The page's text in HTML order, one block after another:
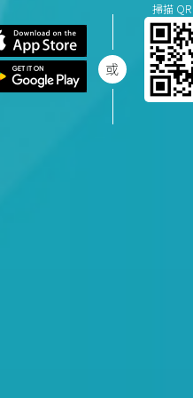
掃描